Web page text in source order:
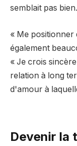
semblait pas bien.
« Me
également
« Je crois
relation à long
d'amour à
Devenir la